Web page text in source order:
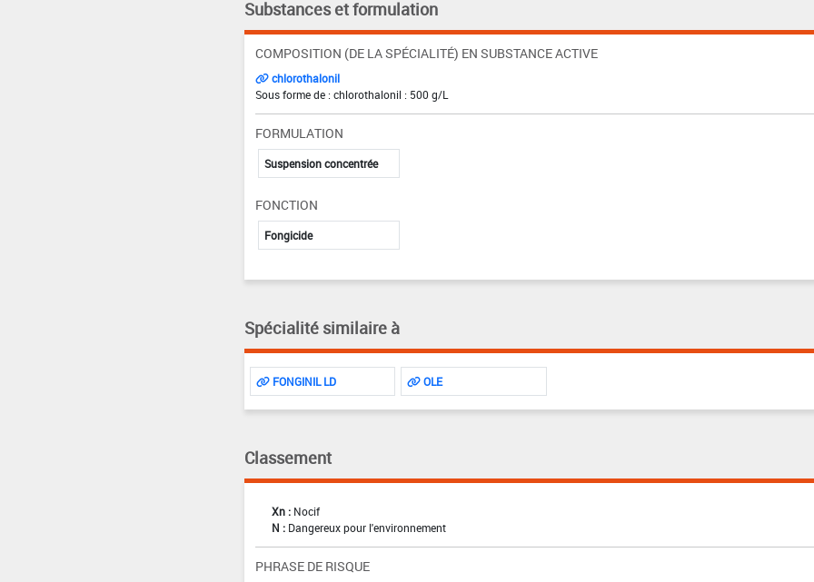
Substances et formulation
COMPOSITION (DE LA SPÉCIALITÉ) EN SUBSTANCE ACTIVE
chlorothalonil
Sous forme de : chlorothalonil : 500 g/L
FORMULATION
Suspension concentrée
FONCTION
Fongicide
Spécialité similaire à
FONGINIL LD OLE
Classement
Xn : Nocif
N : Dangereux pour l'environnement
PHRASE DE RISQUE